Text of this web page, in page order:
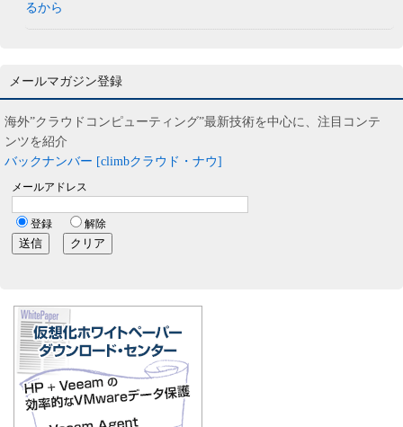
るから
メールマガジン登録
海外”クラウドコンピューティング”最新技術を中心に、注目コンテ
ンツを紹介
バックナンバー [climbクラウド・ナウ]